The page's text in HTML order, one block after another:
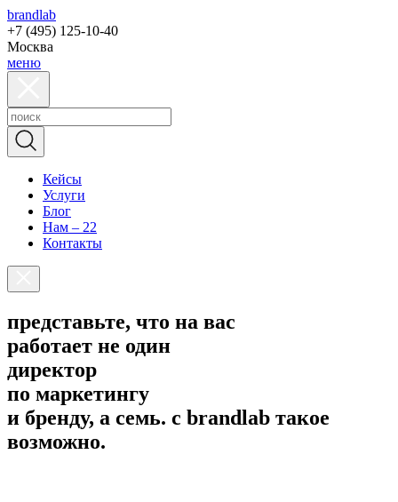
brandlab
+7 (495) 125-10-40
Москва
меню
Кейсы
Услуги
Блог
Нам – 22
Контакты
представьте, что на вас
работает не один
директор
по маркетингу
и бренду, а семь. с brandlab такое
возможно.